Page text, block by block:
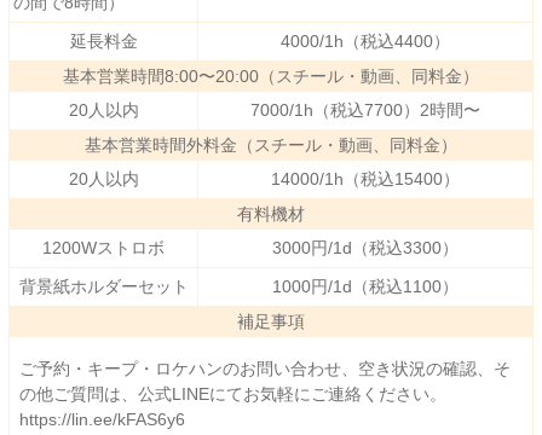
延長料金
4000/1h（税込4400）
基本営業時間8:00〜20:00（スチール・動画、同料金）
20人以内
7000/1h（税込7700）2時間〜
基本営業時間外料金（スチール・動画、同料金）
20人以内
14000/1h（税込15400）
有料機材
1200Wストロボ
3000円/1d（税込3300）
背景紙ホルダーセット
1000円/1d（税込1100）
補足事項
ご予約・キープ・ロケハンのお問い合わせ、空き状況の確認、そ
の他ご質問は、公式LINEにてお気軽にご連絡ください。
https://lin.ee/kFAS6y6